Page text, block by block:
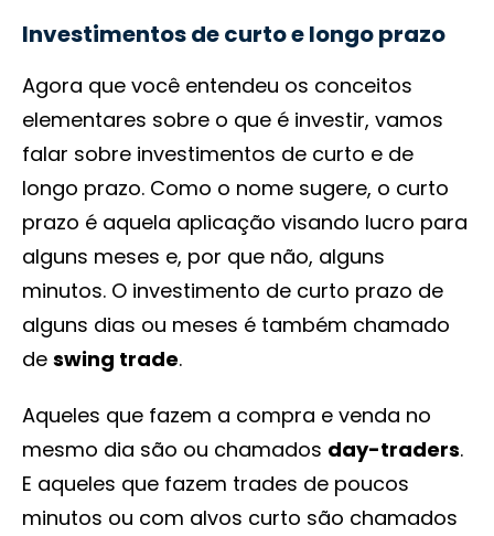
Investimentos de curto e longo prazo
Agora que você entendeu os conceitos
elementares sobre o que é investir, vamos
falar sobre investimentos de curto e de
longo prazo. Como o nome sugere, o curto
prazo é aquela aplicação visando lucro para
alguns meses e, por que não, alguns
minutos. O investimento de curto prazo de
alguns dias ou meses é também chamado
de swing trade.
Aqueles que fazem a compra e venda no
mesmo dia são ou chamados day-traders.
E aqueles que fazem trades de poucos
minutos ou com alvos curto são chamados